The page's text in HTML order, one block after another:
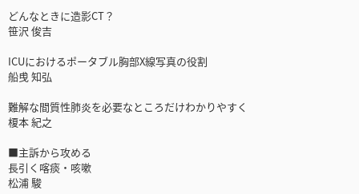
どんなときに造影CT？
笹沢 俊吉
ICUにおけるポータブル胸部X線写真の役割
船曵 知弘
難解な間質性肺炎を必要なところだけわかりやすく
榎本 紀之
■主訴から攻める
長引く喀痰・咳嗽
松浦 駿